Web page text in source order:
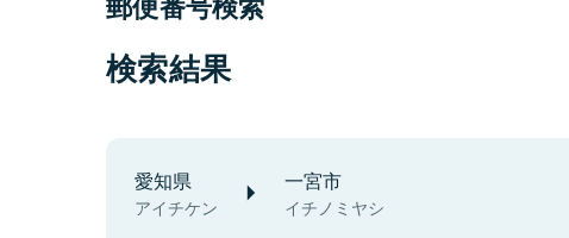
検索結果
愛知県
アイチケン
一宮市
イチノミヤシ